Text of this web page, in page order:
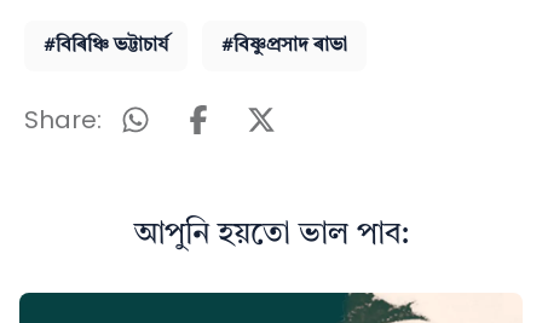
#বিৰিঞ্চি ভট্টাচাৰ্য #বিষ্ণুপ্ৰসাদ ৰাভা
Share:
আপুনি হয়তো ভাল পাব: